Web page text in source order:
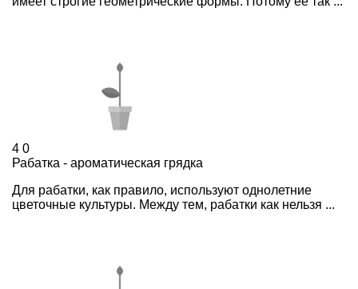
4 0
Рабатка - ароматическая грядка
Для рабатки, как правило, используют однолетние
цветочные культуры. Между тем, рабатки как нельзя ...